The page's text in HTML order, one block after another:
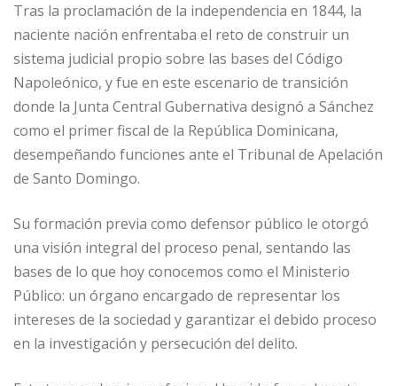
Tras la proclamación de la independencia en 1844, la
naciente nación enfrentaba el reto de construir un
sistema judicial propio sobre las bases del Código
Napoleónico, y fue en este escenario de transición
donde la Junta Central Gubernativa designó a Sánchez
como el primer fiscal de la República Dominicana,
desempeñando funciones ante el Tribunal de Apelación
de Santo Domingo.
Su formación previa como defensor público le otorgó
una visión integral del proceso penal, sentando las
bases de lo que hoy conocemos como el Ministerio
Público: un órgano encargado de representar los
intereses de la sociedad y garantizar el debido proceso
en la investigación y persecución del delito.